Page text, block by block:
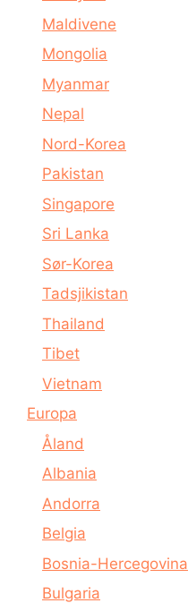
Maldivene
Mongolia
Myanmar
Nepal
Nord-Korea
Pakistan
Singapore
Sri Lanka
Sør-Korea
Tadsjikistan
Thailand
Tibet
Vietnam
Europa
Åland
Albania
Andorra
Belgia
Bosnia-Hercegovina
Bulgaria